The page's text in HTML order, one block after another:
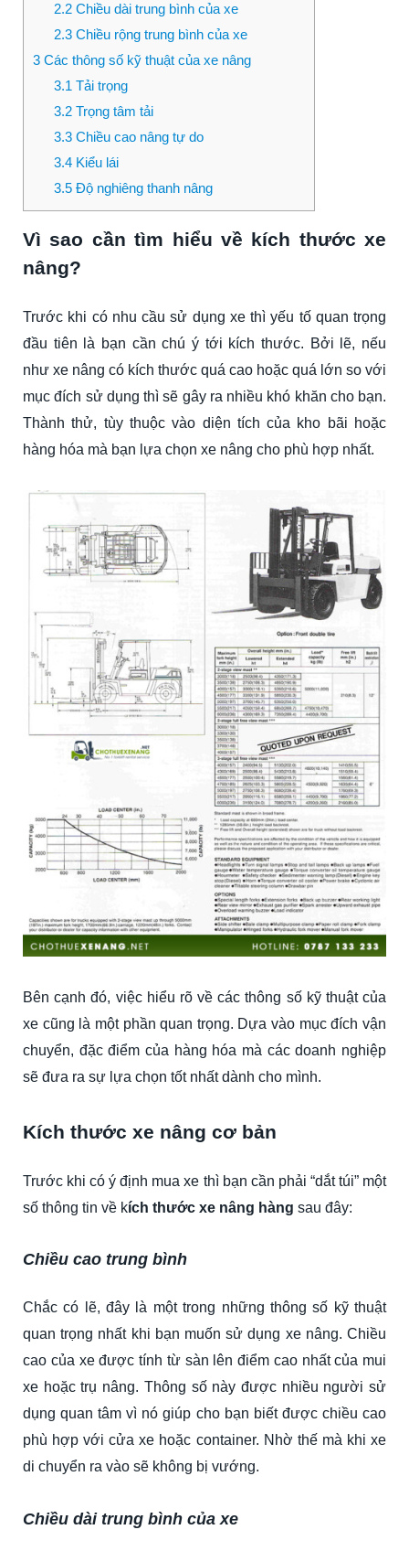
2.2Chiều dài trung bình của xe
2.3Chiều rộng trung bình của xe
3 Các thông số kỹ thuật của xe nâng
3.1 Tải trọng
3.2Trọng tâm tải
3.3Chiều cao nâng tự do
3.4Kiểu lái
3.5Độ nghiêng thanh nâng
Vì sao cần tìm hiểu về kích thước xe
nâng?
Trước khi có nhu cầu sử dụng xe thì yếu tố quan trọng
đầu tiên là bạn cần chú ý tới kích thước. Bởi lẽ, nếu
như xe nâng có kích thước quá cao hoặc quá lớn so với
mục đích sử dụng thì sẽ gây ra nhiều khó khăn cho bạn.
Thành thử, tùy thuộc vào diện tích của kho bãi hoặc
hàng hóa mà bạn lựa chọn xe nâng cho phù hợp nhất.
Bên cạnh đó, việc hiểu rõ về các thông số kỹ thuật của
xe cũng là một phần quan trọng. Dựa vào mục đích vận
chuyển, đặc điểm của hàng hóa mà các doanh nghiệp
sẽ đưa ra sự lựa chọn tốt nhất dành cho mình.
Kích thước xe nâng cơ bản
Trước khi có ý định mua xe thì bạn cần phải “dắt túi” một
số thông tin về kích thước xe nâng hàng sau đây:
Chiều cao trung bình
Chắc có lẽ, đây là một trong những thông số kỹ thuật
quan trọng nhất khi bạn muốn sử dụng xe nâng. Chiều
cao của xe được tính từ sàn lên điểm cao nhất của mui
xe hoặc trụ nâng. Thông số này được nhiều người sử
dụng quan tâm vì nó giúp cho bạn biết được chiều cao
phù hợp với cửa xe hoặc container. Nhờ thế mà khi xe
di chuyển ra vào sẽ không bị vướng.
Chiều dài trung bình của xe